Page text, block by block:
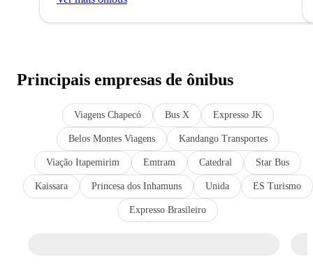
Principais empresas de ônibus
Viagens Chapecó Bus X Expresso JK
Belos Montes Viagens Kandango Transportes
Viação Itapemirim Emtram Catedral Star Bus
Kaissara Princesa dos Inhamuns Unida ES Turismo
Expresso Brasileiro